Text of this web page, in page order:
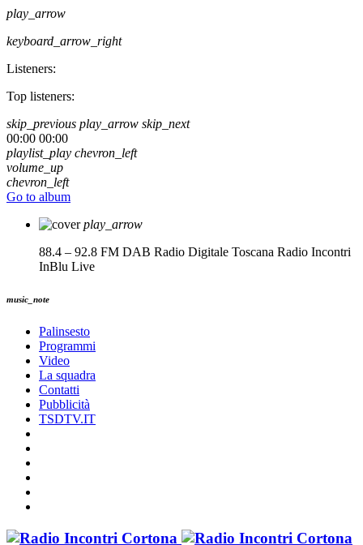
play_arrow
keyboard_arrow_right
Listeners:
Top listeners:
skip_previous play_arrow skip_next
00:00 00:00
playlist_play chevron_left
volume_up
chevron_left
Go to album
play_arrow
88.4 – 92.8 FM DAB Radio Digitale Toscana Radio Incontri
InBlu Live
music_note
Palinsesto
Programmi
Video
La squadra
Contatti
Pubblicità
TSDTV.IT